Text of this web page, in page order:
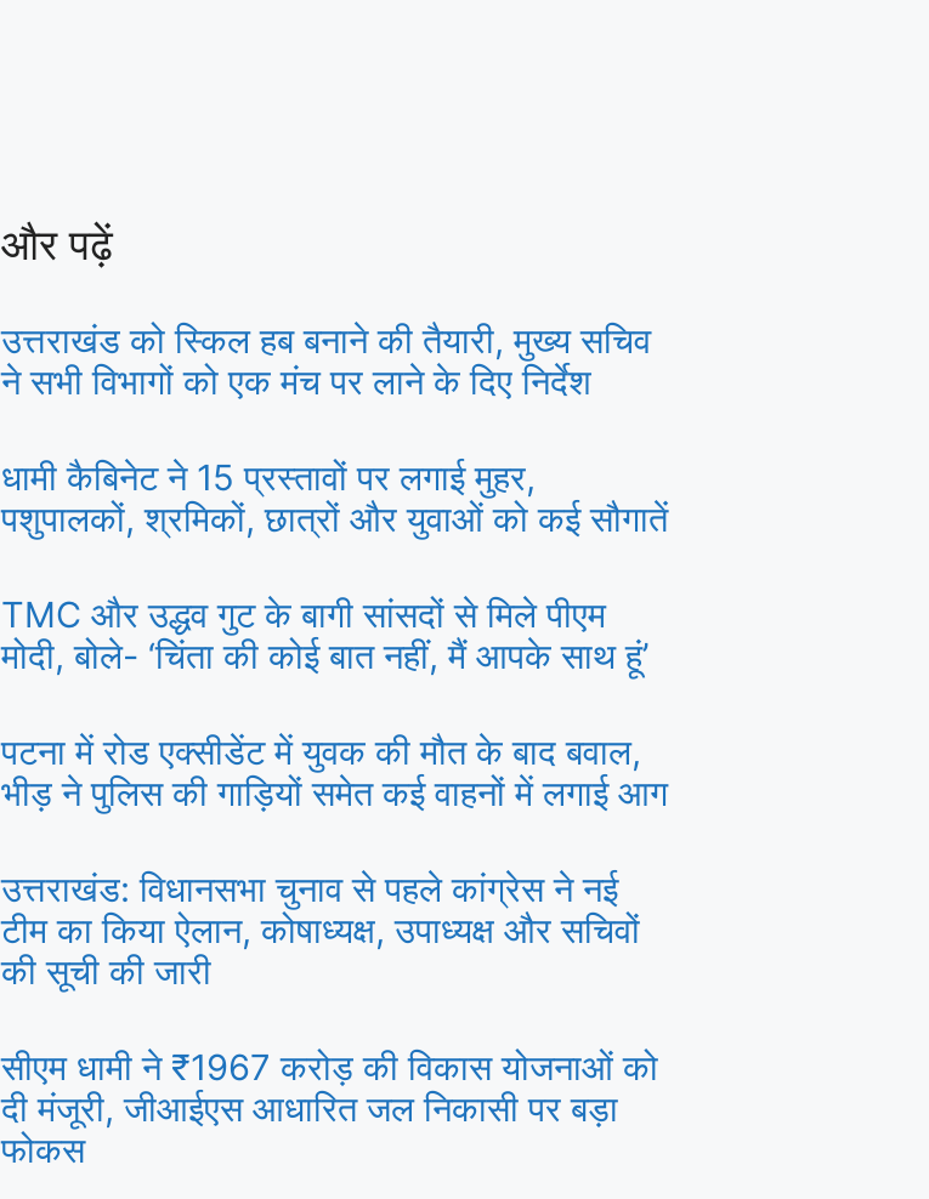
और पढ़ें
उत्तराखंड को स्किल हब बनाने की तैयारी, मुख्य सचिव
ने सभी विभागों को एक मंच पर लाने के दिए निर्देश
धामी कैबिनेट ने 15 प्रस्तावों पर लगाई मुहर,
पशुपालकों, श्रमिकों, छात्रों और युवाओं को कई सौगातें
TMC और उद्धव गुट के बागी सांसदों से मिले पीएम
मोदी, बोले- ‘चिंता की कोई बात नहीं, मैं आपके साथ हूं’
पटना में रोड एक्सीडेंट में युवक की मौत के बाद बवाल,
भीड़ ने पुलिस की गाड़ियों समेत कई वाहनों में लगाई आग
उत्तराखंड: विधानसभा चुनाव से पहले कांग्रेस ने नई
टीम का किया ऐलान, कोषाध्यक्ष, उपाध्यक्ष और सचिवों
की सूची की जारी
सीएम धामी ने ₹1967 करोड़ की विकास योजनाओं को
दी मंजूरी, जीआईएस आधारित जल निकासी पर बड़ा
फोकस